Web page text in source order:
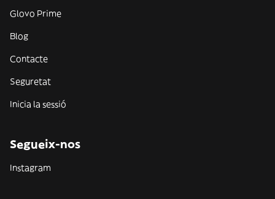
Glovo Prime
Blog
Contacte
Seguretat
Inicia la sessió
Segueix-nos
Instagram